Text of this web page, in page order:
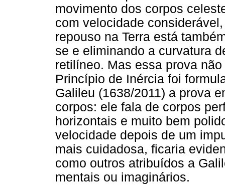
movimento dos corpos
com velocidade
repouso na Terra está
se e eliminando a curvatura
retilíneo. Mas essa prova
Princípio de Inércia foi
Galileu (1638/2011) a prova
corpos: ele fala de corpos
horizontais e muito bem
velocidade depois de um
mais cuidadosa, ficaria
como outros atribuídos a
mentais ou imaginários.